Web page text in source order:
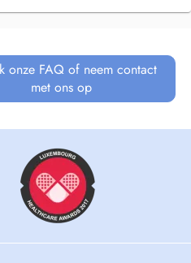
onze FAQ of neem contact
met ons op